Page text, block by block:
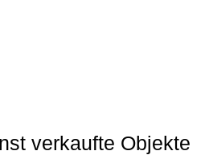
verkaufte Objekte